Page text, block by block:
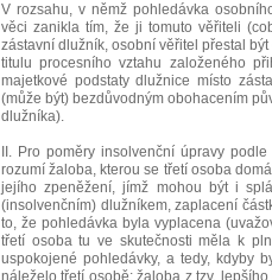
V rozsahu, v němž pohledávka
věci zanikla tím, že ji tomuto věřiteli
zástavní dlužník, osobní věřitel přestal
titulu procesního vztahu založeného
majetkové podstaty dlužnice místo
(může být) bezdůvodným obohacením
dlužníka).
II. Pro poměry insolvenční úpravy
rozumí žaloba, kterou se třetí osoba
jejího zpeněžení, jímž mohou být i
(insolvenčním) dlužníkem, zaplacení
to, že pohledávka byla vyplacena
třetí osoba tu ve skutečnosti měla k
uspokojené pohledávky, a tedy, kdyby
náleželo třetí osobě; žaloba z tzv.